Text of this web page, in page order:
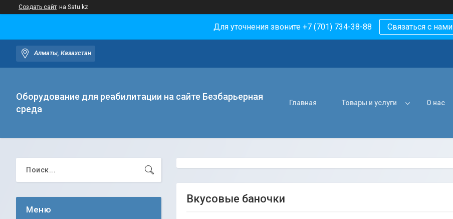
Создать сайт на Satu.kz
Для уточнения звоните +7 (701) 734-38-88 Связаться с нами
Алматы, Казахстан
Оборудование для реабилитации на сайте Безбарьерная
среда
Главная Товары и услуги О нас
Вкусовые баночки